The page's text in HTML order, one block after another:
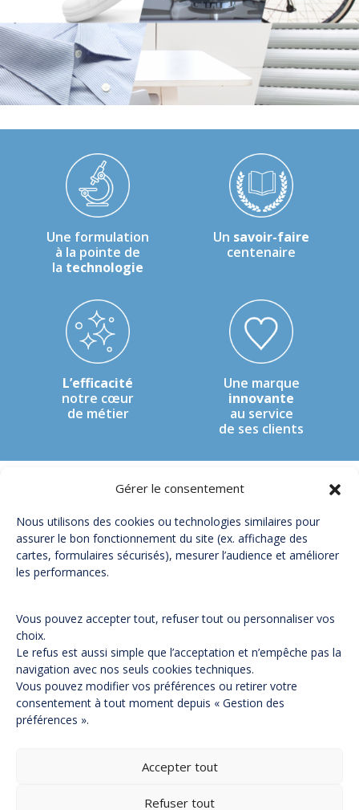
Gérer le consentement
Nous utilisons des cookies ou technologies similaires pour
assurer le bon fonctionnement du site (ex. affichage des
cartes, formulaires sécurisés), mesurer l’audience et améliorer
les performances.
Vous pouvez accepter tout, refuser tout ou personnaliser vos
choix.
Le refus est aussi simple que l’acceptation et n’empêche pas la
navigation avec nos seuls cookies techniques.
Vous pouvez modifier vos préférences ou retirer votre
consentement à tout moment depuis « Gestion des
préférences ».
Accepter tout
Refuser tout
Une formulation
à la pointe de
la technologie
Un savoir-faire
centenaire
L’efficacité
notre cœur
de métier
Une marque
innovante
au service
de ses clients
Mentions Légales
Politique de confidentialité fournisseurs
Protection des données relatives aux clients professionnels
Politique cookies
04 37 56 06 05